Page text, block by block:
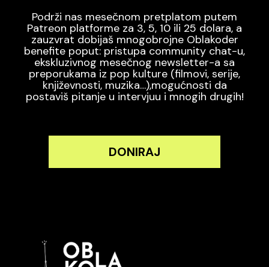
Podrži nas mesečnom pretplatom putem
Patreon platforme za 3, 5, 10 ili 25 dolara, a
zauzvrat dobijaš mnogobrojne Oblakoder
benefite poput: pristupa community chat-u,
ekskluzivnog mesečnog newsletter-a sa
preporukama iz pop kulture (filmovi, serije,
književnosti, muzika…),mogućnosti da
postaviš pitanje u intervjuu i mnogih drugih!
DONIRAJ